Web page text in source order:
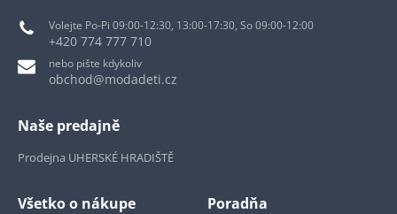
Volejte Po-Pi 09:00-12:30, 13:00-17:30, So 09:00-12:00
+420 774 777 710
nebo pište kdykoliv
obchod@modadeti.cz
Naše predajně
Prodejna UHERSKÉ HRADIŠTĚ
Všetko o nákupe Poradňa